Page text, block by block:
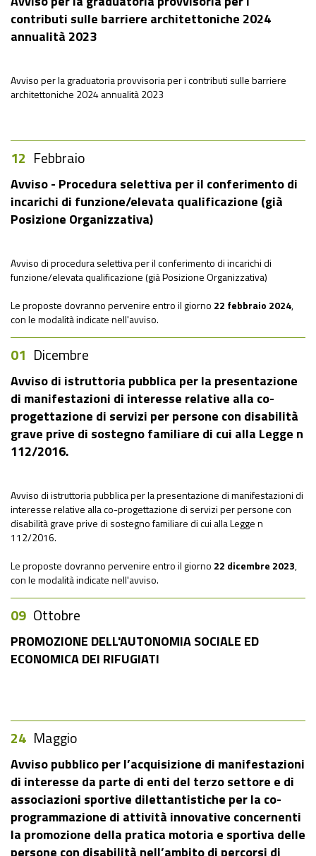
contributi sulle barriere architettoniche 2024
annualità 2023
Avviso per la graduatoria provvisoria per i contributi sulle barriere
architettoniche 2024 annualità 2023
12 Febbraio
Avviso - Procedura selettiva per il conferimento di
incarichi di funzione/elevata qualificazione (già
Posizione Organizzativa)
Avviso di procedura selettiva per il conferimento di incarichi di
funzione/elevata qualificazione (già Posizione Organizzativa)
Le proposte dovranno pervenire entro il giorno 22 febbraio 2024,
con le modalità indicate nell'avviso.
01 Dicembre
Avviso di istruttoria pubblica per la presentazione
di manifestazioni di interesse relative alla co-
progettazione di servizi per persone con disabilità
grave prive di sostegno familiare di cui alla Legge n
112/2016.
Avviso di istruttoria pubblica per la presentazione di manifestazioni di
interesse relative alla co-progettazione di servizi per persone con
disabilità grave prive di sostegno familiare di cui alla Legge n
112/2016.
Le proposte dovranno pervenire entro il giorno 22 dicembre 2023,
con le modalità indicate nell'avviso.
09 Ottobre
PROMOZIONE DELL'AUTONOMIA SOCIALE ED
ECONOMICA DEI RIFUGIATI
24 Maggio
Avviso pubblico per l’acquisizione di manifestazioni
di interesse da parte di enti del terzo settore e di
associazioni sportive dilettantistiche per la co-
programmazione di attività innovative concernenti
la promozione della pratica motoria e sportiva delle
persone con disabilità nell’ambito di percorsi di